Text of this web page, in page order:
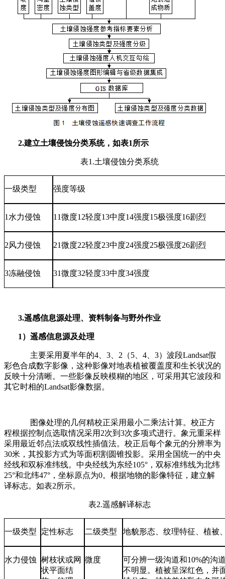
2.建立土壤侵蚀分类系统，如表1所示
表1.土壤侵蚀分类系统
一级类型 强度等级
1 水力侵蚀 11微度12轻度13中度14强度15极强度16剧烈
2风力侵蚀 21微度22轻度23中度24强度25极强度26剧烈
3冻融侵蚀 31微度32轻度33中度34强度
3.遥感信息源处理、资料制备与野外作业
1 ）遥感信息源及处理
主要采用夏半年的4 3 2 （5 4 3）波段Landsat假
彩色合成数字影像，这种影像对地表植被覆盖度和生长状况的
反映十分清晰。一些影像反映模糊的地区，可采用其它波段和
其它时相的Landsat影像数据。
图像处理的几何精校正采用最小二乘法计算。校正方
程根据控制点选取情况采用 2次到 3次多项式进行。象元重采样
采用最近邻点法或双线性插值法。校正后每个象元的分辨率为
30米，其投影方式为等面积割圆锥投影。采用全国统一的中央
经线和双标准纬线。中央经线为东经105°，双标准纬线为北纬
25°和北纬47°，坐标原点为0。根据地物的影像特征，建立解
译标志。如表2所示。
表2.遥感解译标志
一级类型 定性标志 二级类型 地貌形态、纹理特征、植被
水力侵蚀
树枝状或网
状平面结
微度 可分辨一级沟道和10%的沟
不明显。植被呈深红色，并